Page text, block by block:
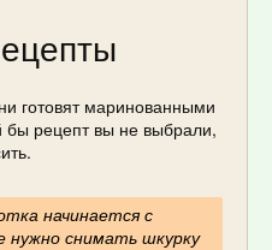
готовят маринованными
бы рецепт вы не выбрали,
начинается с
нужно снимать шкурку